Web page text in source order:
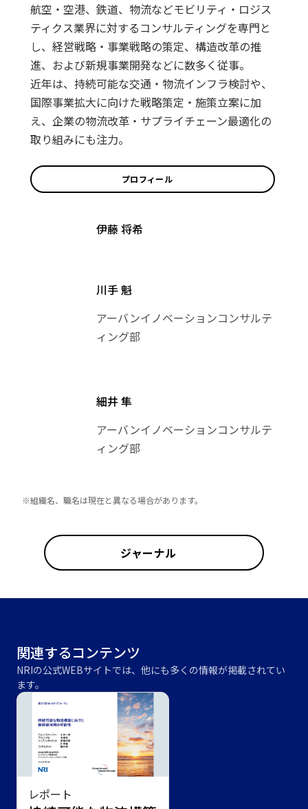
航空・空港、鉄道、物流などモビリティ・ロジス
ティクス業界に対するコンサルティングを専門と
し、経営戦略・事業戦略の策定、構造改革の推
進、および新規事業開発などに数多く従事。
近年は、持続可能な交通・物流インフラ検討や、
国際事業拡大に向けた戦略策定・施策立案に加
え、企業の物流改革・サプライチェーン最適化の
取り組みにも注力。
プロフィール
伊藤 将希
川手 魁
アーバンイノベーションコンサルテ
ィング部
細井 隼
アーバンイノベーションコンサルテ
ィング部
※組織名、職名は現在と異なる場合があります。
ジャーナル
関連するコンテンツ
NRIの公式WEBサイトでは、他にも多くの情報が掲載されてい
ます。
レポート